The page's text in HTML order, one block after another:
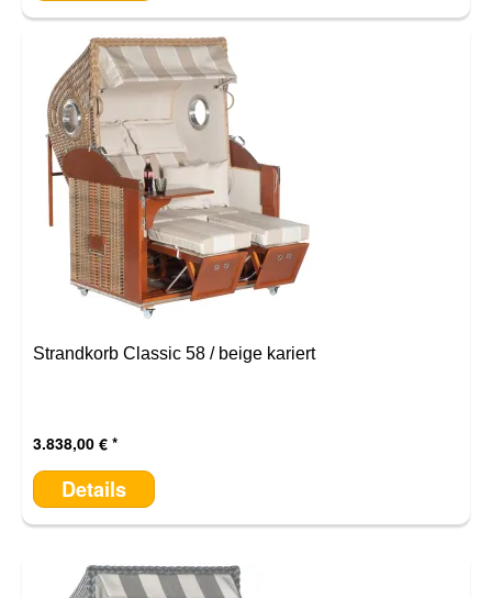
Strandkorb Classic 58 / beige kariert
3.838,00 €
Details